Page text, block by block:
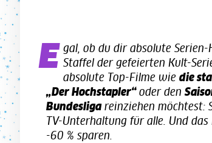
E gal, ob du dir absolute
Staffel der gefeierten Kult-
absolute Top-Filme wie die
„Der Hochstapler“ oder den
Bundesligareinziehen möchtest:
TV-Unterhaltung für alle. Und
-60 % sparen.